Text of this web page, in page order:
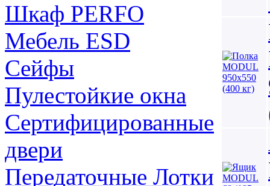
Шкаф PERFO
Мебель ESD
Сейфы
Пулестойкие окна
Сертифицированные
двери
Передаточные Лотки